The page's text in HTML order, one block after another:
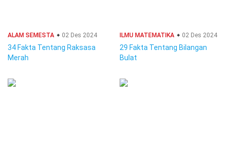
ALAM SEMESTA 02 Des 2024
34 Fakta Tentang Raksasa
Merah
ILMU MATEMATIKA 02 Des 2024
29 Fakta Tentang Bilangan
Bulat